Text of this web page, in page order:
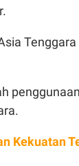
Kekuatan